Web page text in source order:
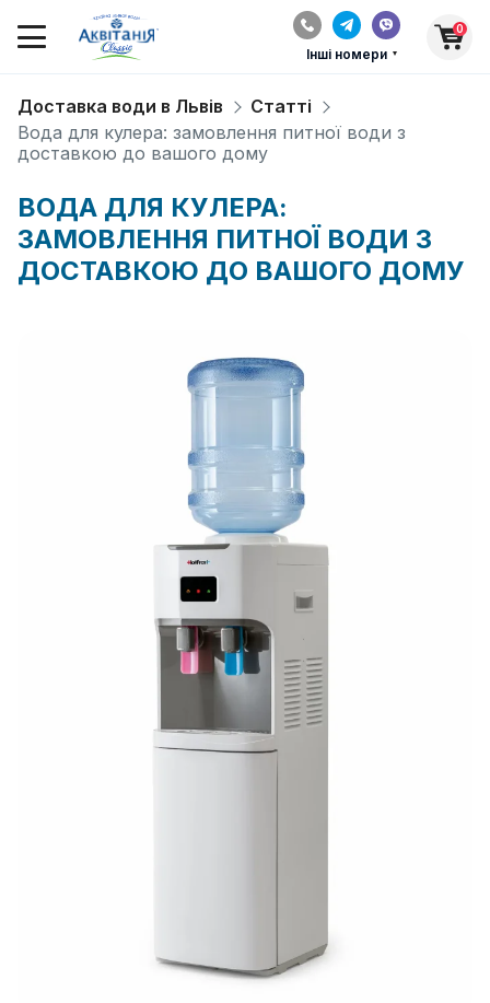
Інші номери
0
Доставка води в Львів
Статті
Вода для кулера: замовлення питної води з
доставкою до вашого дому
ВОДА ДЛЯ КУЛЕРА:
ЗАМОВЛЕННЯ ПИТНОЇ ВОДИ З
ДОСТАВКОЮ ДО ВАШОГО ДОМУ